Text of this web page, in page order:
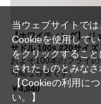
【ホワイティング】 ジ
サドル 100s #20サイズ
およそ100本のフライ
可能な容量です。
￥4,840
当ウェブサイトで
Cookieを使用して
をクリックするこ
されたものとみなさ
【Cookieの利用に
い。】